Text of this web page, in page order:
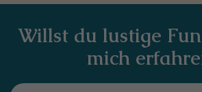
Willst du lustige
mich